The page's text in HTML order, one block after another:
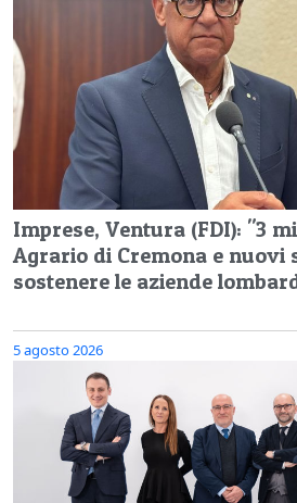
Imprese, Ventura (FDI): "3
Agrario di Cremona e nuovi
sostenere le aziende
5 agosto 2026